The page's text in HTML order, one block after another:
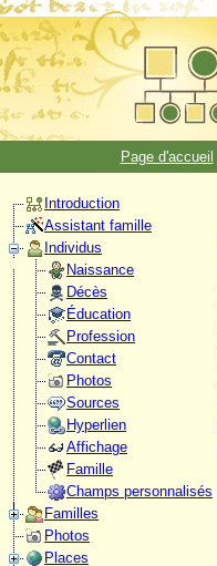
Page d'accueil
Introduction
Assistant famille
Individus
Naissance
Décès
Éducation
Profession
Contact
Photos
Sources
Hyperlien
Affichage
Famille
Champs personnalisés
Familles
Photos
Places